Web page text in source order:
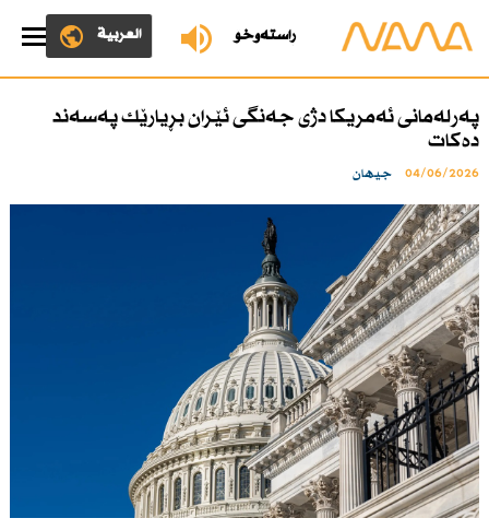
ڕاستەوخۆ العربية
پەرلەمانی ئەمریكا دژی جەنگی ئێران بڕیارێك پەسەند
دەكات
04/06/2026 جیهان